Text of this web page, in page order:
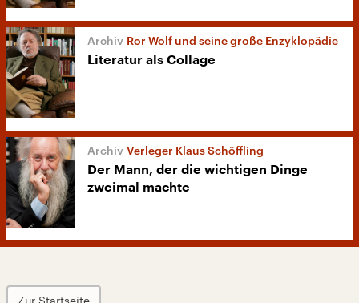
Ror Wolf und seine große Enzyklopädie
Literatur als Collage
Verleger Klaus Schöffling
Der Mann, der die wichtigen Dinge
zweimal machte